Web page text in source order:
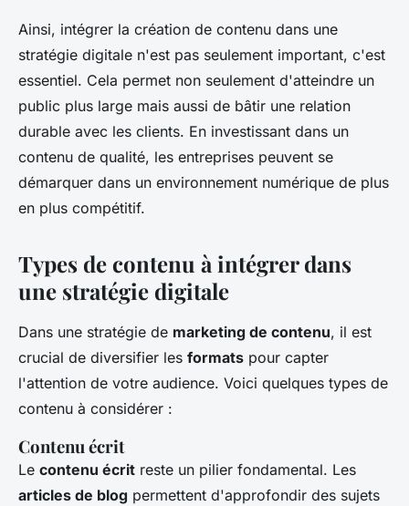
Ainsi, intégrer la création de contenu dans une
stratégie digitale n'est pas seulement important, c'est
essentiel. Cela permet non seulement d'atteindre un
public plus large mais aussi de bâtir une relation
durable avec les clients. En investissant dans un
contenu de qualité, les entreprises peuvent se
démarquer dans un environnement numérique de plus
en plus compétitif.
Types de contenu à intégrer dans
une stratégie digitale
Dans une stratégie de marketing de contenu, il est
crucial de diversifier les formats pour capter
l'attention de votre audience. Voici quelques types de
contenu à considérer :
Contenu écrit
Le contenu écrit reste un pilier fondamental. Les
articles de blog permettent d'approfondir des sujets